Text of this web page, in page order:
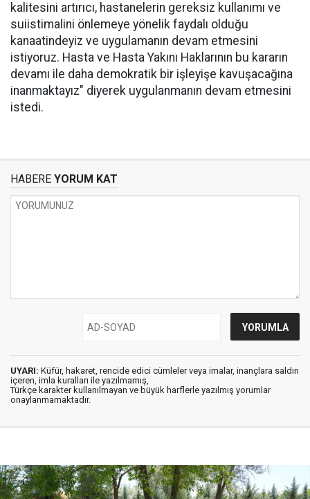
kalitesini artırıcı, hastanelerin gereksiz kullanımı ve
suiistimalini önlemeye yönelik faydalı olduğu
kanaatindeyiz ve uygulamanın devam etmesini
istiyoruz. Hasta ve Hasta Yakını Haklarının bu kararın
devamı ile daha demokratik bir işleyişe kavuşacağına
inanmaktayız" diyerek uygulanmanın devam etmesini
istedi.
HABERE YORUM KAT
UYARI: Küfür, hakaret, rencide edici cümleler veya imalar, inançlara saldırı
içeren, imla kuralları ile yazılmamış,
Türkçe karakter kullanılmayan ve büyük harflerle yazılmış yorumlar
onaylanmamaktadır.